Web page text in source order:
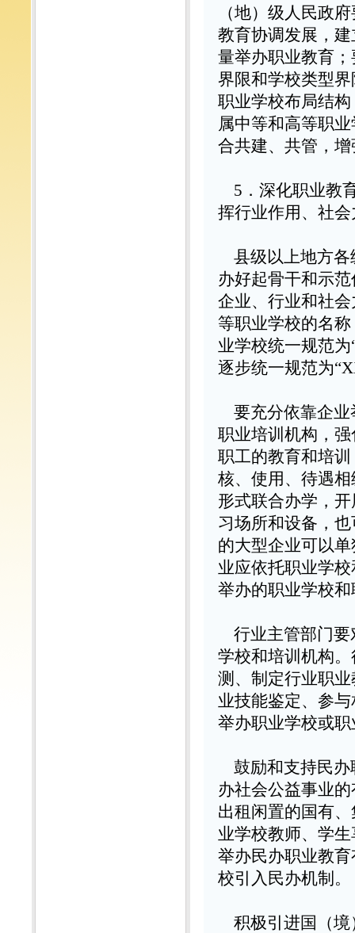
（地）级人民政
教育协调发展，
量举办职业教育
界限和学校类型
职业学校布局结
属中等和高等职
合共建、共管，
5 ．深化职业教
挥行业作用、社
县级以上地方
办好起骨干和示
企业、行业和社
等职业学校的名
业学校统一规范为
逐步统一规范为
要充分依靠企
职业培训机构，
职工的教育和培
核、使用、待遇
形式联合办学，开
习场所和设备，
的大型企业可以
业应依托职业学
举办的职业学校
行业主管部门
学校和培训机构
测、制定行业职
业技能鉴定、参
举办职业学校或
鼓励和支持民
办社会公益事业
出租闲置的国有
业学校教师、学
举办民办职业教
校引入民办机制。
积极引进国（